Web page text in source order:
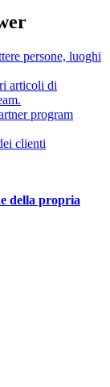
persone, luoghi
articoli di
program
clienti
della propria